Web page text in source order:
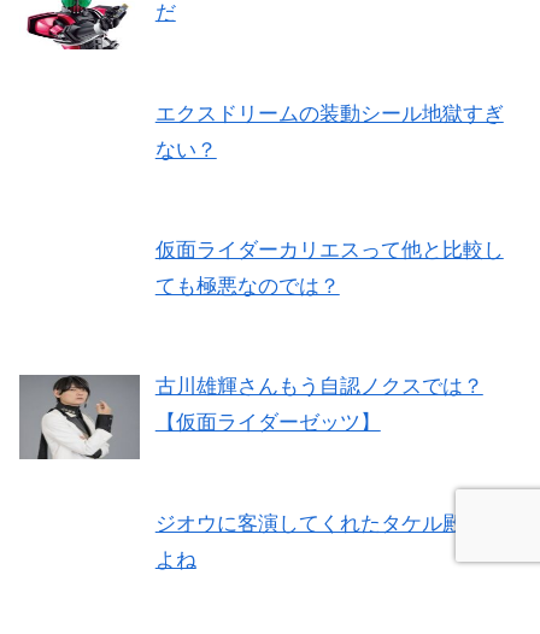
だ
エクスドリームの装動シール地獄すぎ
ない？
仮面ライダーカリエスって他と比較し
ても極悪なのでは？
古川雄輝さんもう自認ノクスでは？
【仮面ライダーゼッツ】
ジオウに客演してくれたタケル殿いい
よね